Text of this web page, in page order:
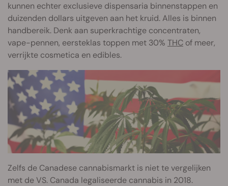
kunnen echter exclusieve dispensaria binnenstappen en
duizenden dollars uitgeven aan het kruid. Alles is binnen
handbereik. Denk aan superkrachtige concentraten,
vape-pennen, eersteklas toppen met 30% THC of meer,
verrijkte cosmetica en edibles.
Zelfs de Canadese cannabismarkt is niet te vergelijken
met de VS. Canada legaliseerde cannabis in 2018.